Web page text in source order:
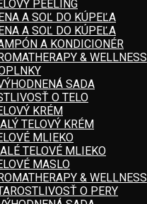
PEELING
A SOĽ DO KÚPEĽA
A SOĽ DO KÚPEĽA
A KONDICIONÉR
& WELLNESS
SADA
O TELO
KRÉM
TELOVÝ KRÉM
MLIEKO
TELOVÉ MLIEKO
MASLO
& WELLNESS
O PERY